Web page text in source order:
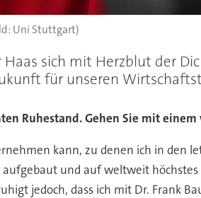
Uni Stuttgart)
sich mit Herzblut der
für unseren
Ruhestand. Gehen Sie mit
kann, zu denen ich in den
und auf weltweit
jedoch, dass ich mit Dr. Frank